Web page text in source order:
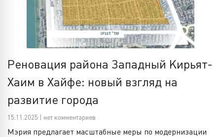
Реновация района Западный Кирьят-
Хаим в Хайфе: новый взгляд на
развитие города
15.11.2025 | нет комментариев
Мэрия предлагает масштабные меры по модернизации